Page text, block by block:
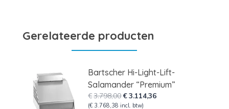
Gerelateerde producten
Bartscher Hi-Light-Lift-
Salamander “Premium”
€3.798,00Oorspronkelijke
prijs
€3.114,36Huidige
(€ 3.768,38 incl. btw)